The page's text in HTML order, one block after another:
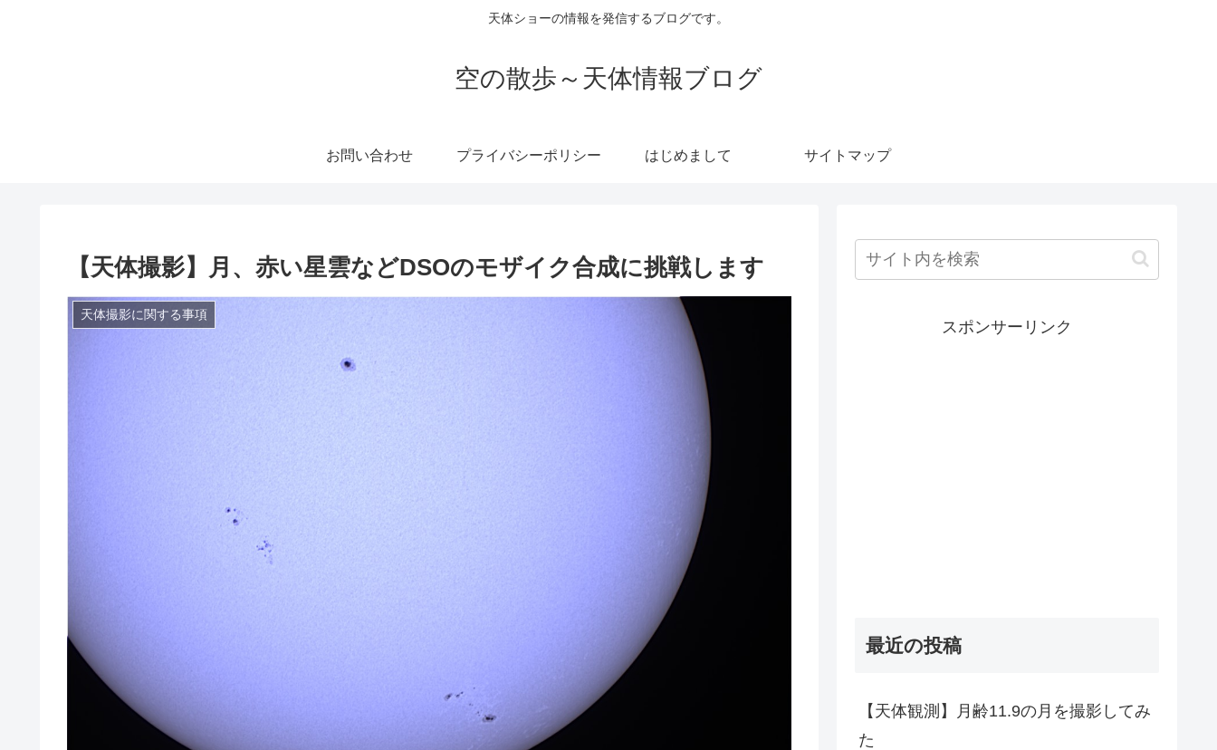
天体ショーの情報を発信するブログです。
空の散歩～天体情報ブログ
お問い合わせ プライバシーポリシー はじめまして サイトマップ
【天体撮影】月、赤い星雲などDSOのモザイク合成に挑戦します
天体撮影に関する事項
スポンサーリンク
最近の投稿
【天体観測】月齢11.9の月を撮影してみ
た